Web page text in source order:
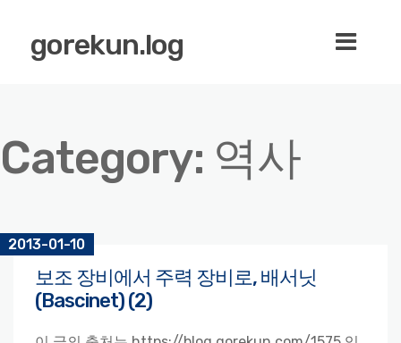
gorekun.log
Category: 역사
2013-01-10
보조 장비에서 주력 장비로, 배서닛
(Bascinet) (2)